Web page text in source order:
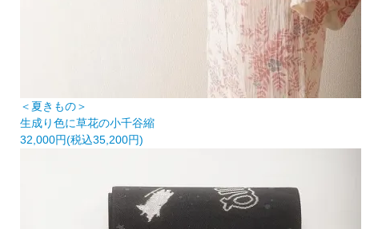
＜夏きもの＞
生成り色に草花の小千谷縮
32,000円(税込35,200円)